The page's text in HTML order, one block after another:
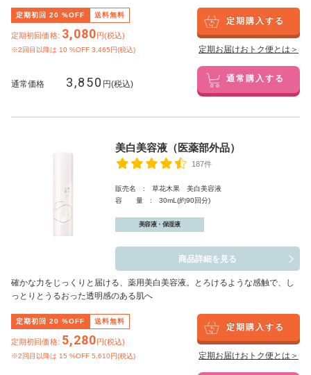
定期初回 20 %OFF 送料無料
定期初回価格: 3,080円(税込)
※2回目以降は 10 %OFF 3,465円(税込)
定期購入する
定期お届けおトク便とは＞
通常価格 3,850 円(税込) 通常購入する
美白美容液（医薬部外品）
187件
販売名 : 草花木果 美白美容液
容 量 : 30mL(約90回分)
美容液・保湿液
商品詳細を見る
確かな力をじっくりと届ける、薬用美白美容液。とろけるような感触で、し
っとりとうるおった透明感のある肌へ
定期初回 20 %OFF 送料無料
定期初回価格: 5,280円(税込)
※2回目以降は 15 %OFF 5,610円(税込)
定期購入する
定期お届けおトク便とは＞